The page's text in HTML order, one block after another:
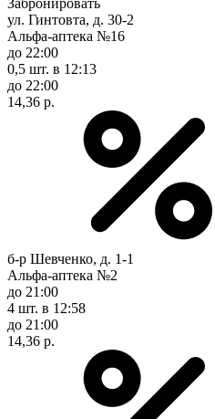
ул. Гинтовта, д. 30-2
Альфа-аптека №16
до 22:00
0,5 шт. в 12:13
до 22:00
14,36 р.
б-р Шевченко, д. 1-1
Альфа-аптека №2
до 21:00
4 шт. в 12:58
до 21:00
14,36 р.